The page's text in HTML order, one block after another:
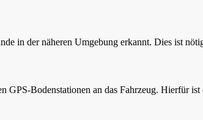
in der näheren Umgebung erkannt. Dies ist
GPS-Bodenstationen an das Fahrzeug. Hierfür